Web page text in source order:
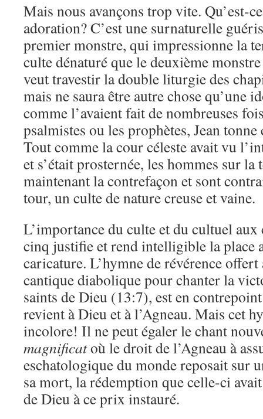
Mais nous avançons trop vite. Qu’est-
adoration? C’est une surnaturelle
premier monstre, qui impressionne la
culte dénaturé que le deuxième
veut travestir la double liturgie des
mais ne saura être autre chose qu’une
comme l’avaient fait de nombreuses
psalmistes ou les prophètes, Jean
Tout comme la cour céleste avait vu
et s’était prosternée, les hommes sur la
maintenant la contrefaçon et sont
tour, un culte de nature creuse et vaine.
L’importance du culte et du cultuel aux
cinq justifie et rend intelligible la place
caricature. L’hymne de révérence
cantique diabolique pour chanter la
saints de Dieu (13:7), est en
revient à Dieu et à l’Agneau. Mais cet
incolore! Il ne peut égaler le chant
magnificatoù le droit de l’Agneau à
eschatologique du monde reposait sur
sa mort, la rédemption que celle-ci
de Dieu à ce prix instauré.